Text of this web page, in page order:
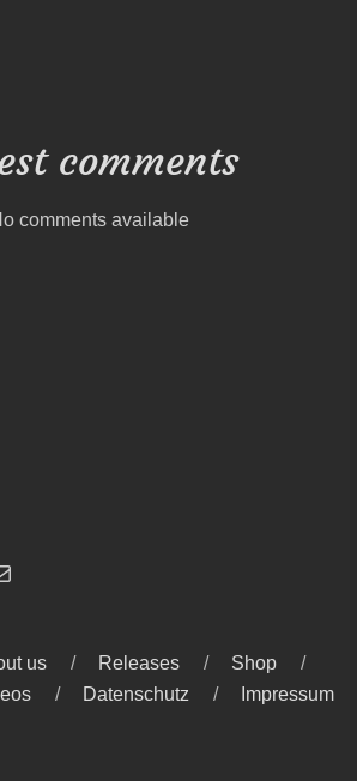
comments
comments available
us Releases
Shop
Datenschutz Impressum